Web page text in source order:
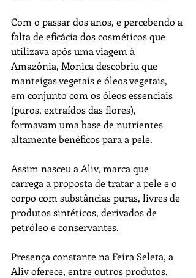
Com o passar dos anos, e percebendo a
falta de eficácia dos cosméticos que
utilizava após uma viagem à
Amazônia, Monica descobriu que
manteigas vegetais e óleos vegetais,
em conjunto com os óleos essenciais
(puros, extraídos das flores),
formavam uma base de nutrientes
altamente benéficos para a pele.
Assim nasceu a Aliv, marca que
carrega a proposta de tratar a pele e o
corpo com substâncias puras, livres de
produtos sintéticos, derivados de
petróleo e conservantes.
Presença constante na Feira Seleta, a
Aliv oferece, entre outros produtos,